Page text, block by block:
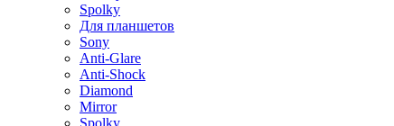
Spolky
Для планшетов
Sony
Anti-Glare
Anti-Shock
Diamond
Mirror